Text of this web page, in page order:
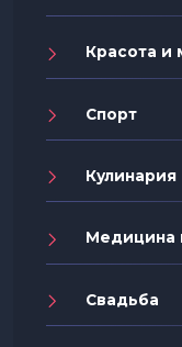
Красота и
Спорт
Кулинария
Медицина
Свадьба